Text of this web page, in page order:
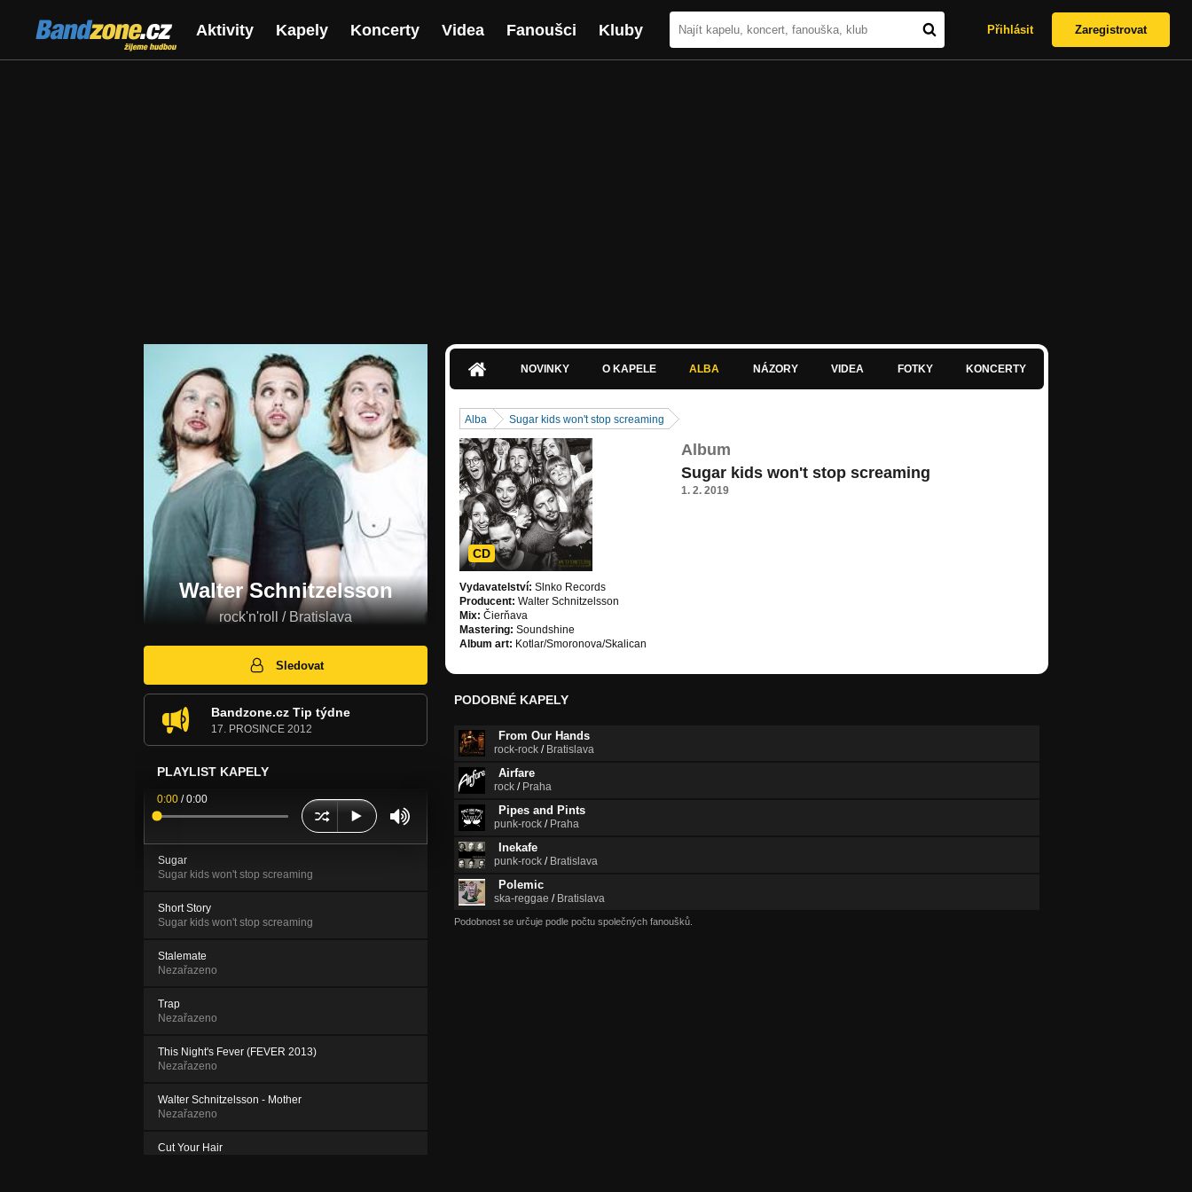
Bandzone.cz
žijeme hudbou
Aktivity Kapely Koncerty Videa Fanoušci Kluby Přihlásit Zaregistrovat
Walter Schnitzelsson
rock'n'roll / Bratislava
Sledovat
Bandzone.cz Tip týdne
17. PROSINCE 2012
PLAYLIST KAPELY
0:00 /0:00
Sugar
Sugar kids won't stop screaming
Short Story
Sugar kids won't stop screaming
Stalemate
Nezařazeno
Trap
Nezařazeno
This Night's Fever (FEVER 2013)
Nezařazeno
Walter Schnitzelsson - Mother
Nezařazeno
Cut Your Hair
NOVINKY O KAPELE ALBA NÁZORY VIDEA FOTKY KONCERTY
Alba Sugar kids won't stop screaming
CD
Vydavatelství: Slnko Records
Producent: Walter Schnitzelsson
Mix: Čierňava
Mastering: Soundshine
Album art: Kotlar/Smoronova/Skalican
Album
Sugar kids won't stop screaming
1. 2. 2019
PODOBNÉ KAPELY
From Our Hands
rock-rock / Bratislava
Airfare
rock / Praha
Pipes and Pints
punk-rock / Praha
Inekafe
punk-rock / Bratislava
Polemic
ska-reggae / Bratislava
Podobnost se určuje podle počtu společných fanoušků.